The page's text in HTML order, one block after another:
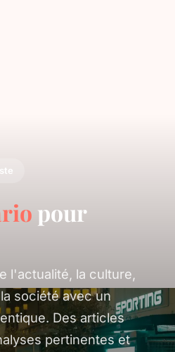
pour
l'actualité, la culture,
société avec un
Des articles
pertinentes et